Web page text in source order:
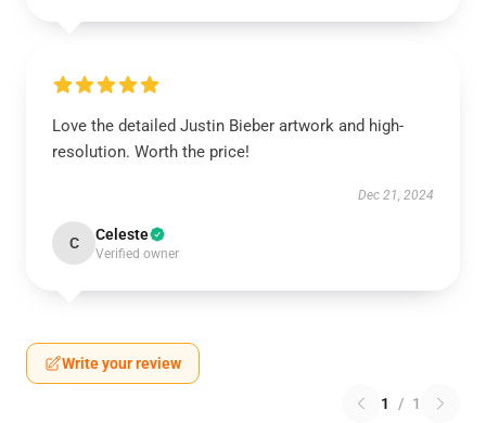
Love the detailed Justin Bieber artwork and high-
resolution. Worth the price!
Dec 21, 2024
C Celeste
Verified owner
Write your review
1 / 1